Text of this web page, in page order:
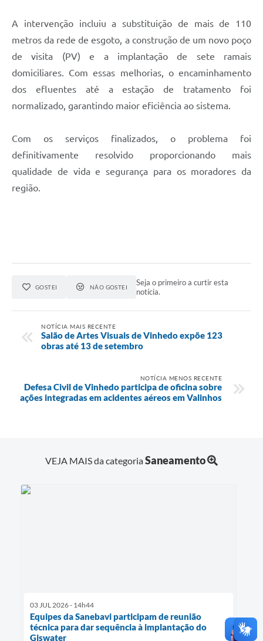
A intervenção incluiu a substituição de mais de 110
metros da rede de esgoto, a construção de um novo poço
de visita (PV) e a implantação de sete ramais
domiciliares. Com essas melhorias, o encaminhamento
dos efluentes até a estação de tratamento foi
normalizado, garantindo maior eficiência ao sistema.
Com os serviços finalizados, o problema foi
definitivamente resolvido proporcionando mais
qualidade de vida e segurança para os moradores da
região.
GOSTEI NÃO GOSTEI
Seja o primeiro a curtir esta
notícia.
NOTÍCIA MAIS RECENTE
Salão de Artes Visuais de Vinhedo expõe 123
obras até 13 de setembro
NOTÍCIA MENOS RECENTE
Defesa Civil de Vinhedo participa de oficina sobre
ações integradas em acidentes aéreos em Valinhos
VEJA MAIS da categoriaSaneamento
03 JUL 2026 - 14h44
Equipes da Sanebavi participam de reunião
técnica para dar sequência à implantação do
Giswater